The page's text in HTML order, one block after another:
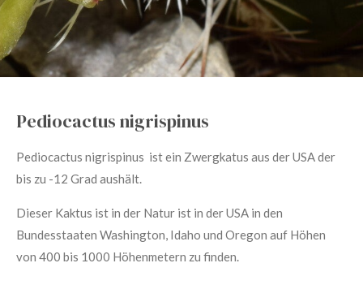
Pediocactus nigrispinus
Pediocactus nigrispinus ist ein Zwergkatus aus der USA der
bis zu -12 Grad aushält.
Dieser Kaktus ist in der Natur ist in der USA in den
Bundesstaaten Washington, Idaho und Oregon auf Höhen
von 400 bis 1000 Höhenmetern zu finden.